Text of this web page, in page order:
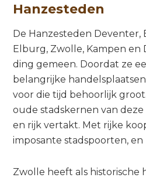
Hanzesteden
De Hanzesteden Deventer,
Elburg, Zwolle, Kampen en
ding gemeen. Doordat ze
belangrijke
voor die tijd behoorlijk
oude stadskernen van
en rijk vertakt. Met rijke
imposante stadspoorten,
Zwolle heeft als historische